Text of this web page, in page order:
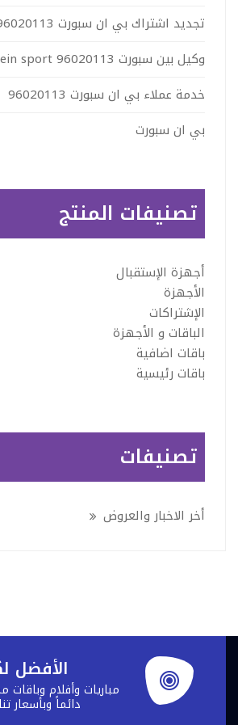
تجديد اشتراك بي ان سبورت 96020113
وكيل بين سبورت 96020113 bein sport
خدمة عملاء بي ان سبورت 96020113
بي ان سبورت
تصنيفات المنتج
أجهزة الإستقبال
الأجهزة
الإشتراكات
الباقات و الأجهزة
باقات اضافية
باقات رئيسية
تصنيفات
أخر الاخبار والعروض
الأفضل
مباريات وأفلام
دائماً وبأسعار